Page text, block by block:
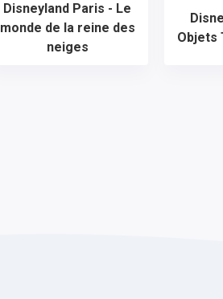
Disneyland Paris - Le
monde de la reine des
neiges
Objets